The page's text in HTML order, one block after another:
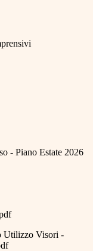
- Piano Estate 2026
Utilizzo Visori -